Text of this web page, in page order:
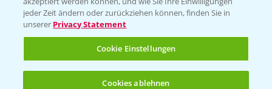
Folgen Sie uns
jeder Zeit ändern oder zurückziehen können, finden Sie in
unserer Privacy Statement
Cookie Einstellungen
Cookies ablehnen